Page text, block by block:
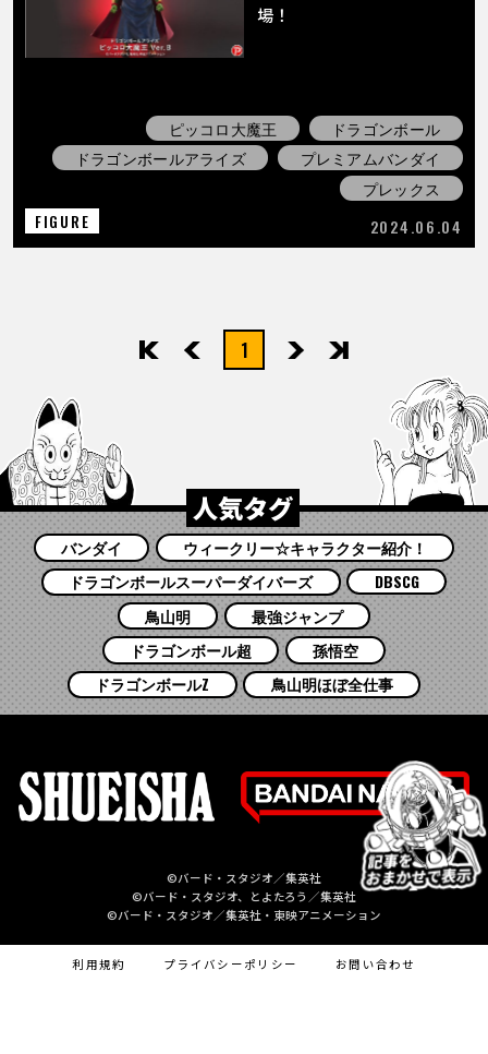
場！
ピッコロ大魔王
ドラゴンボール
ドラゴンボールアライズ
プレミアムバンダイ
プレックス
FIGURE
2024.06.04
先頭 前へ1 次へ最後
人気タグ
バンダイ
ウィークリー☆キャラクター紹介！
ドラゴンボールスーパーダイバーズ
DBSCG
鳥山明
最強ジャンプ
ドラゴンボール超
孫悟空
ドラゴンボールZ
鳥山明ほぼ全仕事
©バード・スタジオ／集英社
©バード・スタジオ、とよたろう／集英社
©バード・スタジオ／集英社・東映アニメーション
利用規約 プライバシーポリシー お問い合わせ